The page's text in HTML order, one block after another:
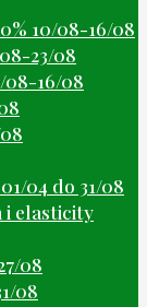
10/08-16/08
23/08
08-16/08
04 do 31/08
i elasticity
08
08